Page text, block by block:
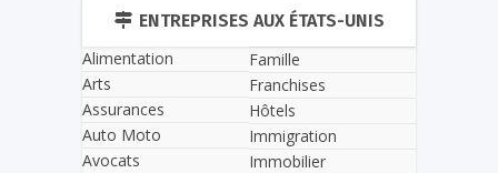
ENTREPRISES AUX ÉTATS-UNIS
Alimentation
Arts
Assurances
Auto Moto
Avocats
Famille
Franchises
Hôtels
Immigration
Immobilier